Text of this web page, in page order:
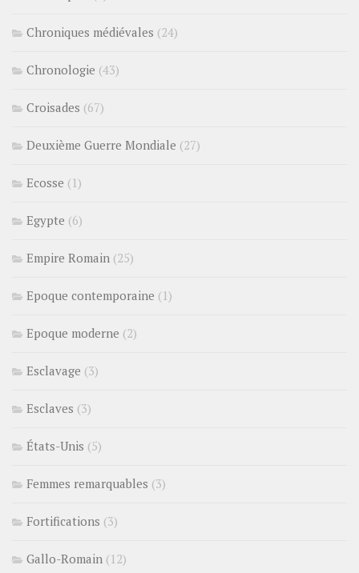
Chroniques médiévales (24)
Chronologie (43)
Croisades (67)
Deuxième Guerre Mondiale (27)
Ecosse (1)
Egypte (6)
Empire Romain (25)
Epoque contemporaine (1)
Epoque moderne (2)
Esclavage (3)
Esclaves (3)
États-Unis (5)
Femmes remarquables (3)
Fortifications (3)
Gallo-Romain (12)